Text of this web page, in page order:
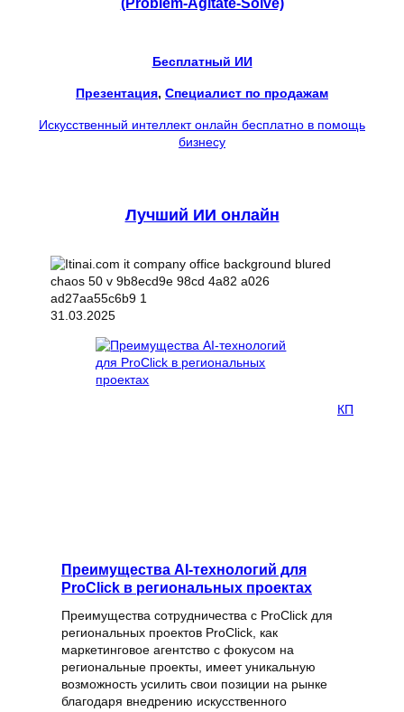
Бесплатный ИИ
Презентация, Специалист по продажам
Искусственный интеллект онлайн бесплатно в помощь
бизнесу
Лучший ИИ онлайн
31.03.2025
КП
Преимущества AI-технологий для
ProClick в региональных проектах
Преимущества сотрудничества с ProClick для
региональных проектов ProClick, как
маркетинговое агентство с фокусом на
региональные проекты, имеет уникальную
возможность усилить свои позиции на рынке
благодаря внедрению искусственного